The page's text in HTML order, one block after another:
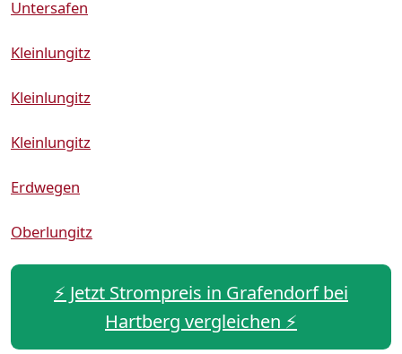
Untersafen
Kleinlungitz
Kleinlungitz
Kleinlungitz
Erdwegen
Oberlungitz
⚡️ Jetzt Strompreis in Grafendorf bei
Hartberg vergleichen ⚡️